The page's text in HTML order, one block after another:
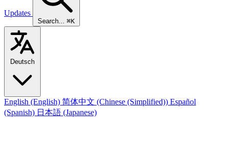
Updates
Search... ⌘K
Deutsch
English (English) 简体中文 (Chinese (Simplified)) Español
(Spanish) 日本語 (Japanese)